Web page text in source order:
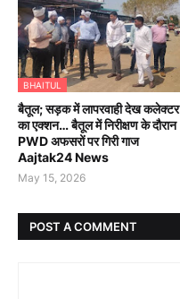
BHAITUL
बैतूल; सड़क में लापरवाही देख कलेक्टर
का एक्शन… बैतूल में निरीक्षण के दौरान
PWD अफसरों पर गिरी गाज
Aajtak24 News
May 15, 2026
POST A COMMENT